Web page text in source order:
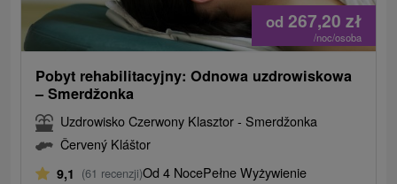
od 267,20 zł
/noc/osoba
Pobyt rehabilitacyjny: Odnowa uzdrowiskowa
– Smerdžonka
Uzdrowisko Czerwony Klasztor - Smerdžonka
Červený Kláštor
9,1 (61 recenzji)Od 4 NocePełne Wyżywienie